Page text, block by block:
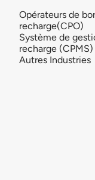
Opérateurs de
recharge(CPO)
Système de
recharge (CPMS)
Autres Industries